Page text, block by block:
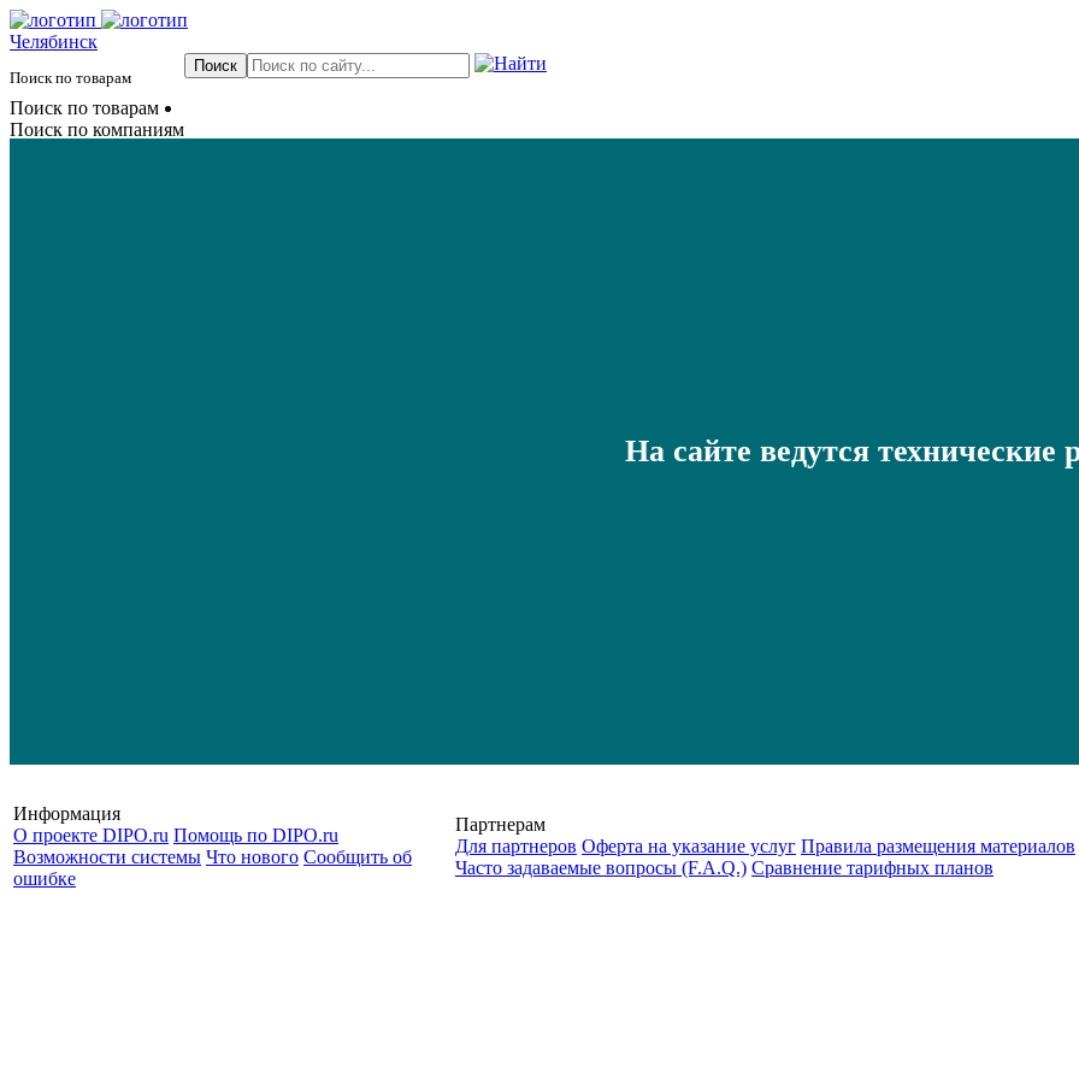
Челябинск
Поиск по товарам
Поиск по товарам
Поиск по компаниям
На сайте ведутся технические
Информация
О проекте DIPO.ru Помощь по DIPO.ru
Возможности системы Что нового Сообщить об
ошибке
Партнерам
Для партнеров Оферта на указание услуг Правила размещения материалов
Часто задаваемые вопросы (F.A.Q.) Cравнение тарифных планов